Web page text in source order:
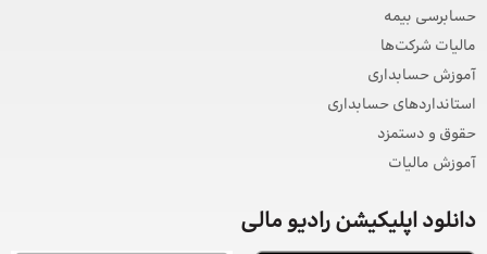
حسابرسی بیمه
مالیات شرکت‌ها
آموزش حسابداری
استانداردهای حسابداری
حقوق و دستمزد
آموزش مالیات
دانلود اپلیکیشن رادیو مالی